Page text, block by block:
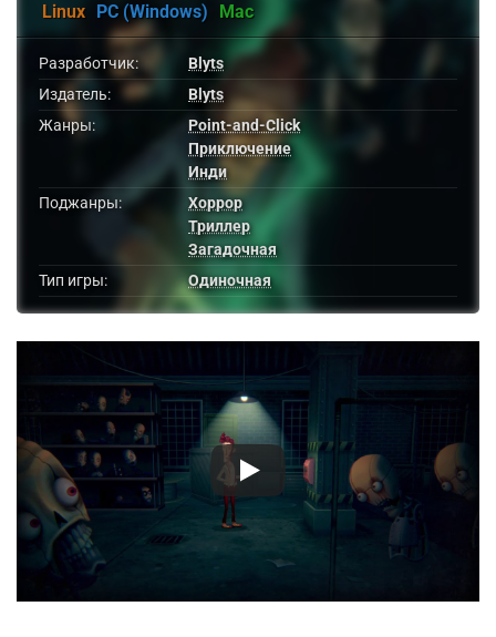
Linux PC (Windows) Mac
Разработчик:
Blyts
Издатель:
Blyts
Жанры:
Point-and-Click
Приключение
Инди
Поджанры:
Хоррор
Триллер
Загадочная
Тип игры:
Одиночная